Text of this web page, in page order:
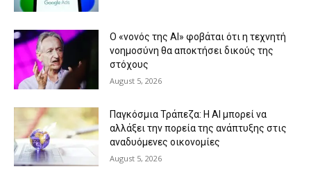
Ο «νονός της AI» φοβάται ότι η τεχνητή
νοημοσύνη θα αποκτήσει δικούς της
στόχους
August 5, 2026
Παγκόσμια Τράπεζα: Η AI μπορεί να
αλλάξει την πορεία της ανάπτυξης στις
αναδυόμενες οικονομίες
August 5, 2026